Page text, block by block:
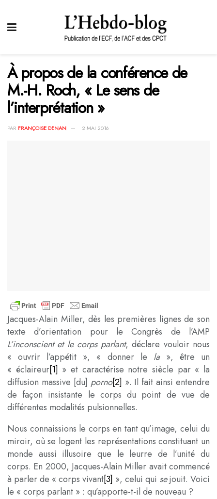
À propos de la conférence de
M.-H. Roch, « Le sens de
l’interprétation »
PAR FRANÇOISE DENAN 2 MAI 2016
Jacques-Alain Miller, dès les premières lignes de son
texte d’orientation pour le Congrès de l’AMP
L’inconscient et le corps parlant, déclare vouloir nous
« ouvrir l’appétit », « donner le la», être un
« éclaireur[1] » et caractérise notre siècle par « la
diffusion massive [du] porno[2] ». Il fait ainsi entendre
de façon insistante le corps du point de vue de
différentes modalités pulsionnelles.
Nous connaissions le corps en tant qu’image, celui du
miroir, où se logent les représentations constituant un
monde aussi illusoire que le leurre de l’unité du
corps. En 2000, Jacques-Alain Miller avait commencé
à parler de « corps vivant[3] », celui qui sejouit. Voici
le « corps parlant » : qu’apporte-t-il de nouveau ?